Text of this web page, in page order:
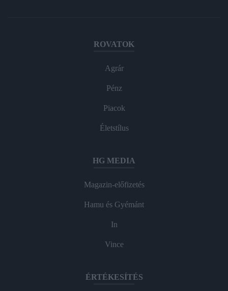
ROVATOK
Agrár
Pénz
Piacok
Életstílus
HG MEDIA
Magazin-előfizetés
Hamu és Gyémánt
In
Vince
ÉRTÉKESÍTÉS